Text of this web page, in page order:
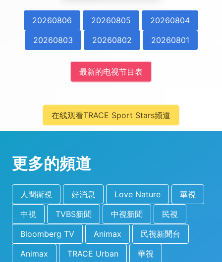
20260806 20260805
20260804
20260803
20260802 20260801
最新的电视节目表
在线观看TRACE Sport Stars频道
更多的頻道
人間衛視 好消息 Love Nature
華視
中視
TVBS新聞 中視新聞
民視
Bloomberg TV
Animax
民視新聞台
Animax
TRACE Urban
華視